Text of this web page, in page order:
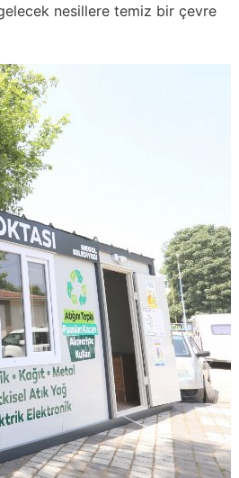
nesillere temiz bir çevre